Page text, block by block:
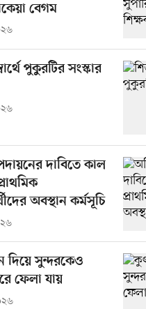
বেগম
পুকুরটির সংস্কার
দাবিতে কাল
অবস্থান কর্মসূচি
দিয়ে সুন্দরকেও
ফেলা যায়